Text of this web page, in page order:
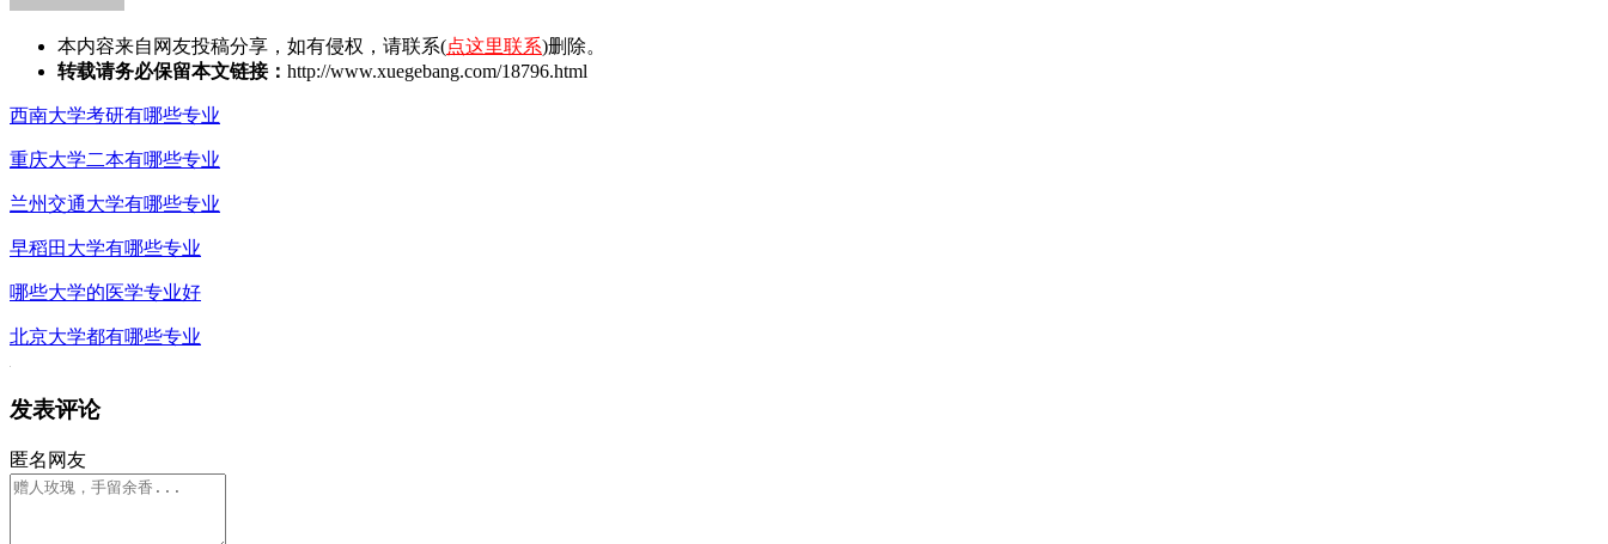
本内容来自网友投稿分享，如有侵权，请联系(点这里联系)删除。
转载请务必保留本文链接： http://www.xuegebang.com/18796.html
西南大学考研有哪些专业
重庆大学二本有哪些专业
兰州交通大学有哪些专业
早稻田大学有哪些专业
哪些大学的医学专业好
北京大学都有哪些专业
发表评论
匿名网友